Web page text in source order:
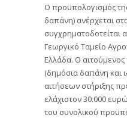
Ο προϋπολογισμός
δαπάνη) ανέρχεται
συγχρηματοδοτείται
Γεωργικό Ταμείο
Ελλάδα. Ο
(δημόσια δαπάνη και
αιτήσεων στήριξης
ελάχιστον 30.000
του συνολικού